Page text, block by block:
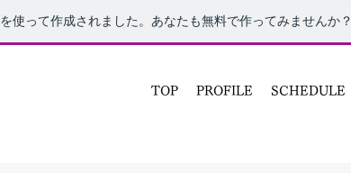
を使って作成されました。あなたも無料で作ってみませんか？
TOP PROFILE SCHEDULE